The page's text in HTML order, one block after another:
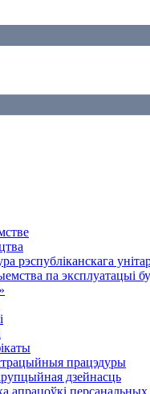
рэспубліканскага
па эксплуатацыі
працэдуры
дзейнасць
апрацоўкі